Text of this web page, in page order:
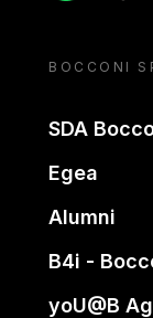
BOCCONI
SDA
Egea
Alumni
B4i -
yoU@B